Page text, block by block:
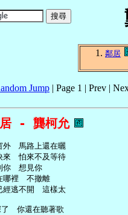
鄰居
Jump | Page 1 | Prev |
- 龔柯允
　馬路上還在曬
　怕來不及等待
　想見你
裡　不撤離
逃不開　這樣太
　你還在聽著歌